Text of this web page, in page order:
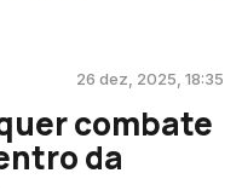
26 dez, 2025, 18:35
combate
da